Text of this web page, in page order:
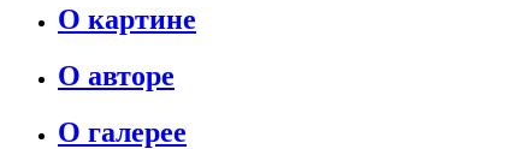
О картине
О авторе
О галерее